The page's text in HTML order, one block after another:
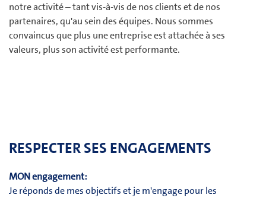
notre activité – tant vis-à-vis de nos clients et de nos
partenaires, qu'au sein des équipes. Nous sommes
convaincus que plus une entreprise est attachée à ses
valeurs, plus son activité est performante.
RESPECTER SES ENGAGEMENTS
MON engagement:
Je réponds de mes objectifs et je m'engage pour les